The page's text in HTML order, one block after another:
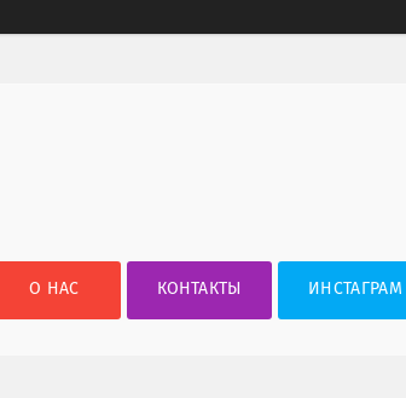
О НАС КОНТАКТЫ ИНСТАГРАМ